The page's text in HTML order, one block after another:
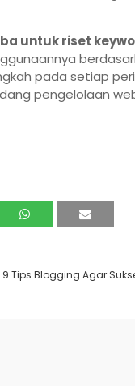
untuk riset
pada setiap
pengelolaan
9 Tips Blogging Agar